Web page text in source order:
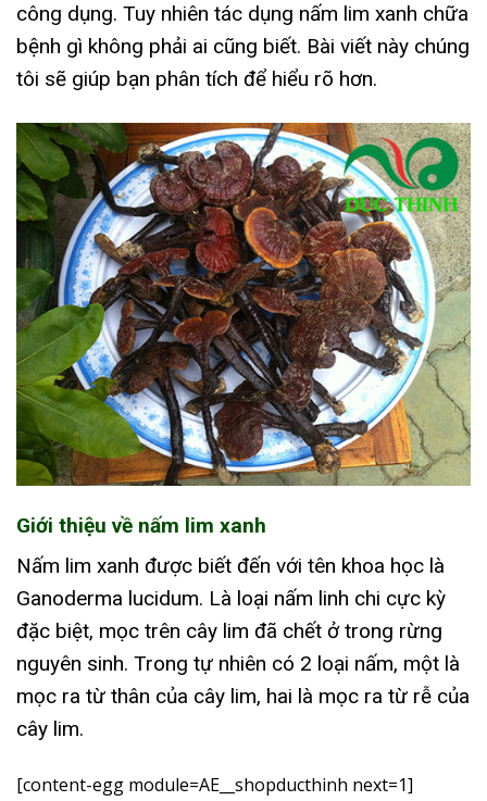
công dụng. Tuy nhiên tác dụng nấm lim xanh chữa
bệnh gì không phải ai cũng biết. Bài viết này chúng
tôi sẽ giúp bạn phân tích để hiểu rõ hơn.
Giới thiệu về nấm lim xanh
Nấm lim xanh được biết đến với tên khoa học là
Ganoderma lucidum. Là loại nấm linh chi cực kỳ
đặc biệt, mọc trên cây lim đã chết ở trong rừng
nguyên sinh. Trong tự nhiên có 2 loại nấm, một là
mọc ra từ thân của cây lim, hai là mọc ra từ rễ của
cây lim.
[content-egg module=AE__shopducthinh next=1]